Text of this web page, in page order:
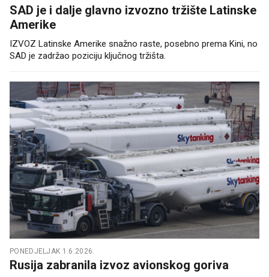
SAD je i dalje glavno izvozno tržište Latinske
Amerike
IZVOZ Latinske Amerike snažno raste, posebno prema Kini, no
SAD je zadržao poziciju ključnog tržišta.
PONEDJELJAK 1.6.2026.
Rusija zabranila izvoz avionskog goriva